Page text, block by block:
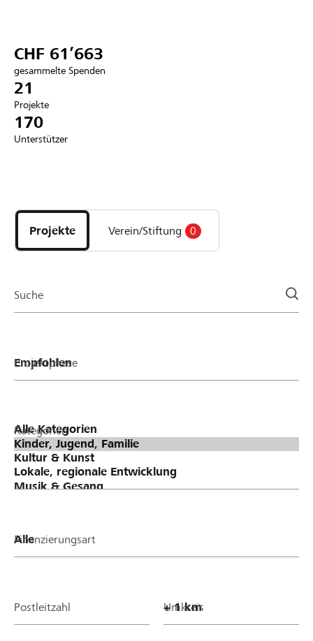
Anmelden
Registrieren
CHF 61’663
gesammelte Spenden
21
Projekte
170
Unterstützer
Projekte
und
Organisationen
Projekte Verein/Stiftung 0
Suche
Projektphase
Kategorien
Finanzierungsart
Postleitzahl Umkreis